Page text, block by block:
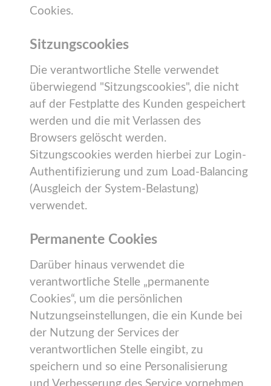
Cookies.
Sitzungscookies
Die verantwortliche Stelle verwendet
überwiegend "Sitzungscookies", die nicht
auf der Festplatte des Kunden gespeichert
werden und die mit Verlassen des
Browsers gelöscht werden.
Sitzungscookies werden hierbei zur Login-
Authentifizierung und zum Load-Balancing
(Ausgleich der System-Belastung)
verwendet.
Permanente Cookies
Darüber hinaus verwendet die
verantwortliche Stelle „permanente
Cookies“, um die persönlichen
Nutzungseinstellungen, die ein Kunde bei
der Nutzung der Services der
verantwortlichen Stelle eingibt, zu
speichern und so eine Personalisierung